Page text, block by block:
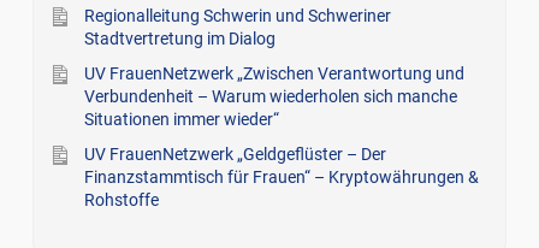
Regionalleitung Schwerin und Schweriner
Stadtvertretung im Dialog
UV FrauenNetzwerk „Zwischen Verantwortung und
Verbundenheit – Warum wiederholen sich manche
Situationen immer wieder“
UV FrauenNetzwerk „Geldgeflüster – Der
Finanzstammtisch für Frauen“ – Kryptowährungen &
Rohstoffe